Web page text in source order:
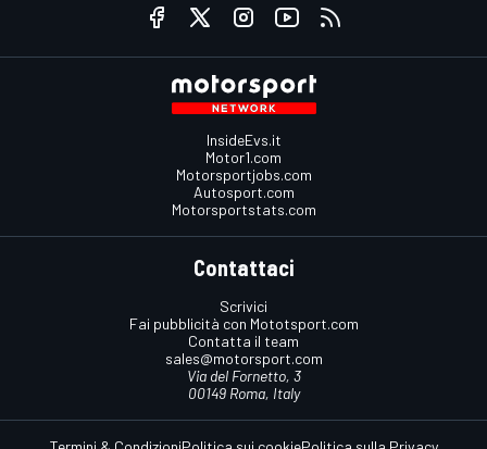
InsideEvs.it
Motor1.com
Motorsportjobs.com
Autosport.com
Motorsportstats.com
Contattaci
Scrivici
Fai pubblicità con Mototsport.com
Contatta il team
sales@motorsport.com
Via del Fornetto, 3
00149 Roma, Italy